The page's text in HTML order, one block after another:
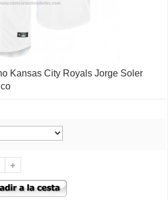
Kansas City Royals Jorge Soler